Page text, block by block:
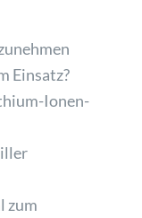
Einsatz?
Ionen-
zum